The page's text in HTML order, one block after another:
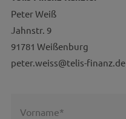
Peter Weiß
Jahnstr. 9
91781 Weißenburg
peter.weiss@telis-finanz.de
Vorname*